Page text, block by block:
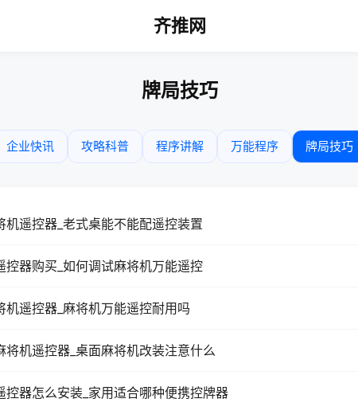
齐推网
牌局技巧
企业快讯 攻略科普 程序讲解 万能程序 牌局技巧
机遥控器_老式桌能不能配遥控装置
控器购买_如何调试麻将机万能遥控
机遥控器_麻将机万能遥控耐用吗
将机遥控器_桌面麻将机改装注意什么
控器怎么安装_家用适合哪种便携控牌器